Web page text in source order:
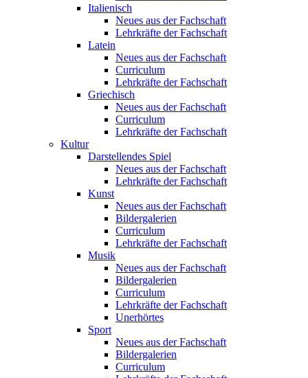
Italienisch
Neues aus der Fachschaft
Lehrkräfte der Fachschaft
Latein
Neues aus der Fachschaft
Curriculum
Lehrkräfte der Fachschaft
Griechisch
Neues aus der Fachschaft
Curriculum
Lehrkräfte der Fachschaft
Kultur
Darstellendes Spiel
Neues aus der Fachschaft
Lehrkräfte der Fachschaft
Kunst
Neues aus der Fachschaft
Bildergalerien
Curriculum
Lehrkräfte der Fachschaft
Musik
Neues aus der Fachschaft
Bildergalerien
Curriculum
Lehrkräfte der Fachschaft
Unerhörtes
Sport
Neues aus der Fachschaft
Bildergalerien
Curriculum